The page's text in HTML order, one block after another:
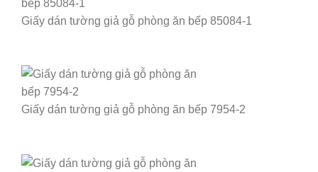
Giấy dán tường giả gỗ phòng ăn bếp 85084-1
Giấy dán tường giả gỗ phòng ăn bếp 7954-2